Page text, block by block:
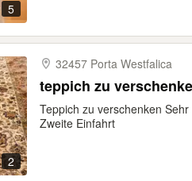
5
2
32457 Porta Westfalica
teppich zu
Teppich zu verschenken
Zweite Einfahrt